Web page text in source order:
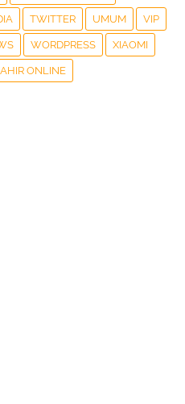
TWITTER UMUM VIP
WORDPRESS XIAOMI
ONLINE